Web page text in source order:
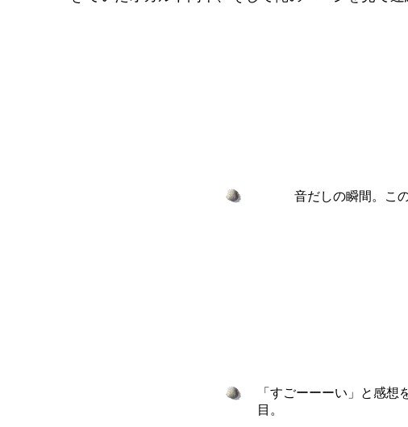
音だしの瞬間。こ
「すごーーーい」と感
目。